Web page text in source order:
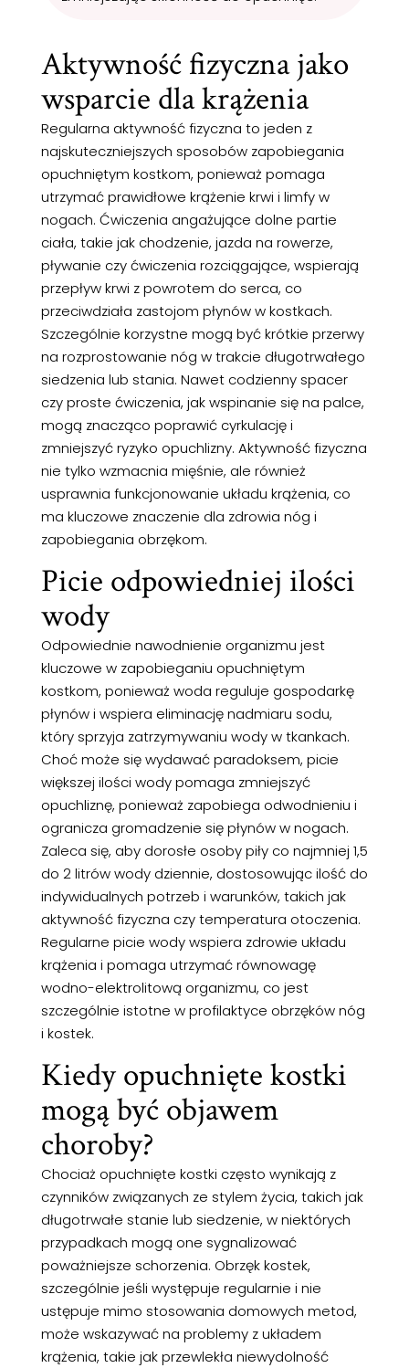
Aktywność fizyczna jako
wsparcie dla krążenia
Regularna aktywność fizyczna to jeden z
najskuteczniejszych sposobów zapobiegania
opuchniętym kostkom, ponieważ pomaga
utrzymać prawidłowe krążenie krwi i limfy w
nogach. Ćwiczenia angażujące dolne partie
ciała, takie jak chodzenie, jazda na rowerze,
pływanie czy ćwiczenia rozciągające, wspierają
przepływ krwi z powrotem do serca, co
przeciwdziała zastojom płynów w kostkach.
Szczególnie korzystne mogą być krótkie przerwy
na rozprostowanie nóg w trakcie długotrwałego
siedzenia lub stania. Nawet codzienny spacer
czy proste ćwiczenia, jak wspinanie się na palce,
mogą znacząco poprawić cyrkulację i
zmniejszyć ryzyko opuchlizny. Aktywność fizyczna
nie tylko wzmacnia mięśnie, ale również
usprawnia funkcjonowanie układu krążenia, co
ma kluczowe znaczenie dla zdrowia nóg i
zapobiegania obrzękom.
Picie odpowiedniej ilości
wody
Odpowiednie nawodnienie organizmu jest
kluczowe w zapobieganiu opuchniętym
kostkom, ponieważ woda reguluje gospodarkę
płynów i wspiera eliminację nadmiaru sodu,
który sprzyja zatrzymywaniu wody w tkankach.
Choć może się wydawać paradoksem, picie
większej ilości wody pomaga zmniejszyć
opuchliznę, ponieważ zapobiega odwodnieniu i
ogranicza gromadzenie się płynów w nogach.
Zaleca się, aby dorosłe osoby piły co najmniej 1,5
do 2 litrów wody dziennie, dostosowując ilość do
indywidualnych potrzeb i warunków, takich jak
aktywność fizyczna czy temperatura otoczenia.
Regularne picie wody wspiera zdrowie układu
krążenia i pomaga utrzymać równowagę
wodno-elektrolitową organizmu, co jest
szczególnie istotne w profilaktyce obrzęków nóg
i kostek.
Kiedy opuchnięte kostki
mogą być objawem
choroby?
Chociaż opuchnięte kostki często wynikają z
czynników związanych ze stylem życia, takich jak
długotrwałe stanie lub siedzenie, w niektórych
przypadkach mogą one sygnalizować
poważniejsze schorzenia. Obrzęk kostek,
szczególnie jeśli występuje regularnie i nie
ustępuje mimo stosowania domowych metod,
może wskazywać na problemy z układem
krążenia, takie jak przewlekła niewydolność